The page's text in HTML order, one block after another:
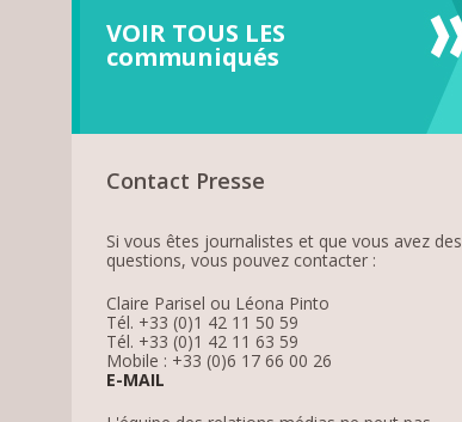
VOIR TOUS LES
communiqués
Contact Presse
Si vous êtes journalistes et que vous avez des
questions, vous pouvez contacter :
Claire Parisel ou Léona Pinto
Tél. +33 (0)1 42 11 50 59
Tél. +33 (0)1 42 11 63 59
Mobile : +33 (0)6 17 66 00 26
E-MAIL